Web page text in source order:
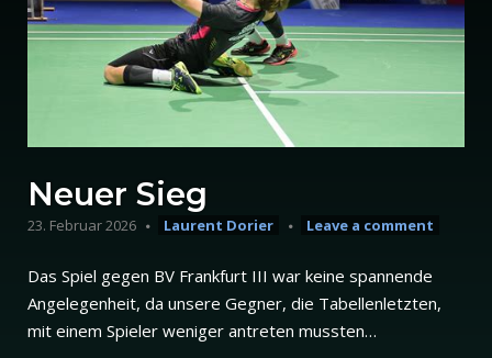
Neuer Sieg
23. Februar 2026 Laurent Dorier Leave a comment
Das Spiel gegen BV Frankfurt III war keine spannende
Angelegenheit, da unsere Gegner, die Tabellenletzten,
mit einem Spieler weniger antreten mussten…